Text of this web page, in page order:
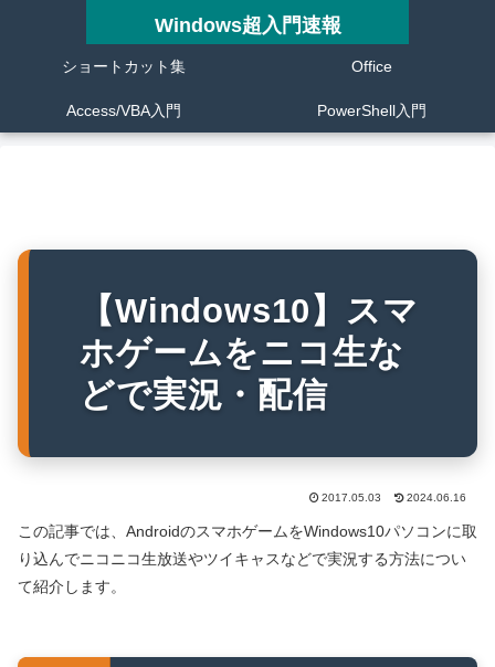
Windows超入門速報
ショートカット集 Office
Access/VBA入門 PowerShell入門
【Windows10】スマ
ホゲームをニコ生な
どで実況・配信
2017.05.03 2024.06.16
この記事では、AndroidのスマホゲームをWindows10パソコンに取
り込んでニコニコ生放送やツイキャスなどで実況する方法につい
て紹介します。